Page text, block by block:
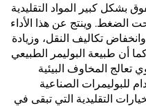
بشكل كبير المواد التقليدية
الضغط. وينتج عن هذا الأداء
تكاليف النقل، وزيادة
أن طبيعة البوليمر الطبيعي
تعالج المخاوف البيئية
للبوليمرات الصناعية
التقليدية التي تبقى في